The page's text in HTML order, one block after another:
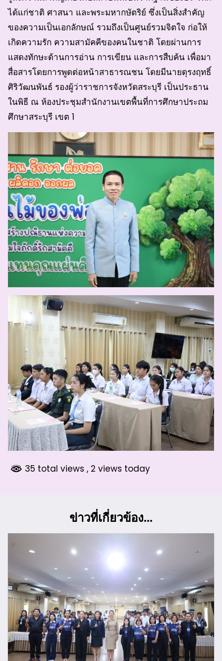
ได้แก่ชาติ ศาสนา และพระมหากษัตริย์ ซึ่งเป็นสิ่งสำคัญ
ของความเป็นเอกลักษณ์ รวมถึงเป็นศูนย์รวมจิตใจ ก่อให้
เกิดความรัก ความสามัคคีของคนในชาติ โดยผ่านการ
แสดงทักษะด้านการอ่าน การเขียน และการสืบค้น เพื่อมา
สื่อสารโดยการพูดต่อหน้าสาธารณชน โดยมีนายดุรงฤทธิ์
ศิริวัฒนพันธ์ รองผู้ว่าราชการจังหวัดสระบุรี เป็นประธาน
ในพิธี ณ ห้องประชุมสำนักงานเขตพื้นที่การศึกษาประถม
ศึกษาสระบุรี เขต 1
35 total views , 2 views today
ข่าวที่เกี่ยวข้อง...